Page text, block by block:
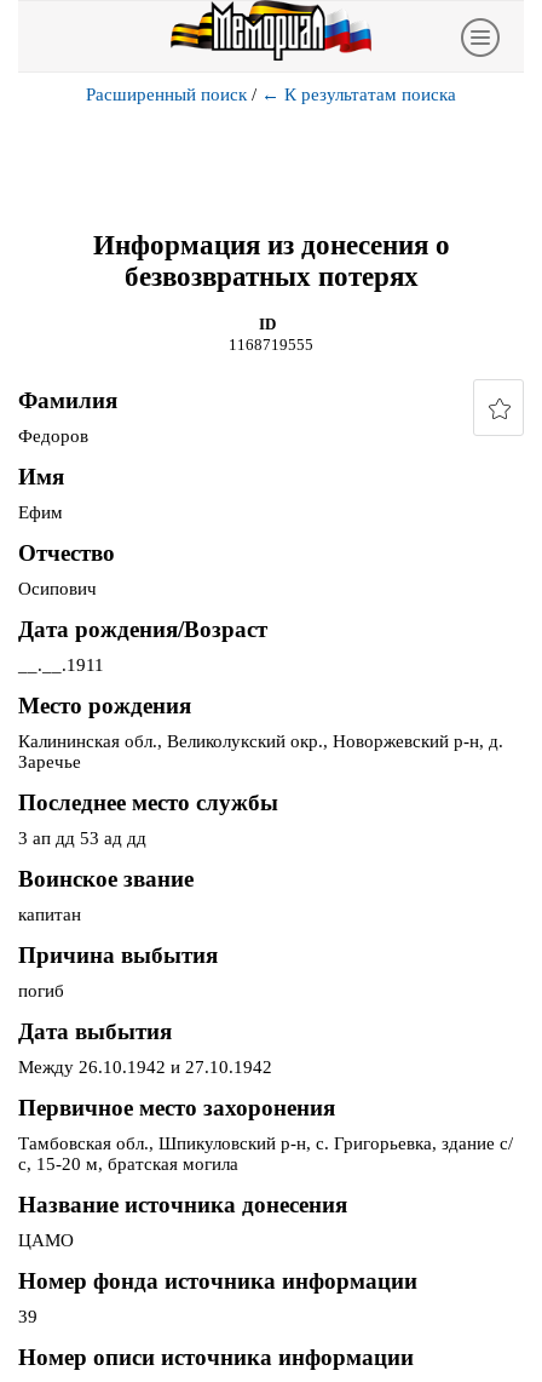
Расширенный поиск / ← К результатам поиска
Информация из донесения о
безвозвратных потерях
ID
1168719555
Фамилия
Федоров
Имя
Ефим
Отчество
Осипович
Дата рождения/Возраст
__.__.1911
Место рождения
Калининская обл., Великолукский окр., Новоржевский р-н, д.
Заречье
Последнее место службы
3 ап дд 53 ад дд
Воинское звание
капитан
Причина выбытия
погиб
Дата выбытия
Между 26.10.1942 и 27.10.1942
Первичное место захоронения
Тамбовская обл., Шпикуловский р-н, с. Григорьевка, здание с/
с, 15-20 м, братская могила
Название источника донесения
ЦАМО
Номер фонда источника информации
39
Номер описи источника информации